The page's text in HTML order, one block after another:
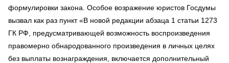
формулировки закона. Особое возражение юристов Госдумы
вызвал как раз пункт «В новой редакции абзаца 1 статьи 1273
ГК РФ, предусматривающей возможность воспроизведения
правомерно обнародованного произведения в личных целях
без выплаты вознаграждения, включается дополнительный